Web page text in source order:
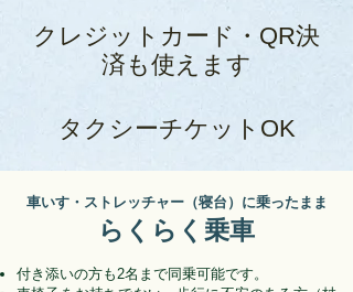
クレジットカード・QR決
済も使えます
タクシーチケットOK
車いす・ストレッチャー（寝台）に乗ったまま
らくらく乗車
付き添いの方も2名まで同乗可能です。